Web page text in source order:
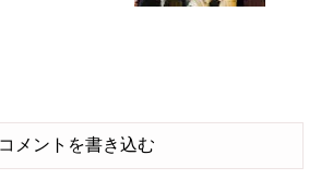
コメントを書き込む